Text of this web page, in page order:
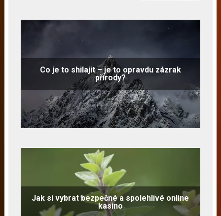
Co je to shilajit – je to opravdu zázrak
přírody?
Jak si vybrat bezpečné a spolehlivé online
kasino